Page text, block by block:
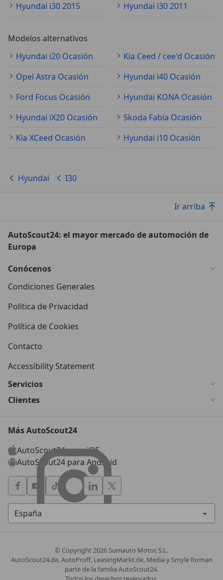
Hyundai i30 2015
Hyundai i30 2011
Modelos alternativos
Hyundai i20 Ocasión
Kia Ceed / cee'd Ocasión
Opel Astra Ocasión
Hyundai i40 Ocasión
Ford Focus Ocasión
Hyundai KONA Ocasión
Hyundai iX20 Ocasión
Skoda Fabia Ocasión
Kia XCeed Ocasión
Hyundai i10 Ocasión
Hyundai I30
Ir arriba
AutoScout24: el mayor mercado de automoción de
Europa
Conócenos
Condiciones Generales
Política de Privacidad
Política de Cookies
Contacto
Accessibility Statement
Servicios
Clientes
Más AutoScout24
AutoScout24 para iOS
AutoScout24 para Android
© Copyright2026 Sumauto Motor, S.L.
AutoScout24.de, AutoProff, LeasingMarkt.de, Media y Smyle forman
parte de la familia AutoScout24.